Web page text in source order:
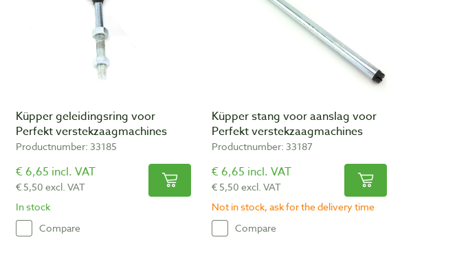
Küpper geleidingsring voor
Perfekt verstekzaagmachines
Productnumber: 33185
€ 6,65 incl. VAT
€ 5,50 excl. VAT
In stock
Compare
Küpper stang voor aanslag voor
Perfekt verstekzaagmachines
Productnumber: 33187
€ 6,65 incl. VAT
€ 5,50 excl. VAT
Not in stock, ask for the delivery time
Compare